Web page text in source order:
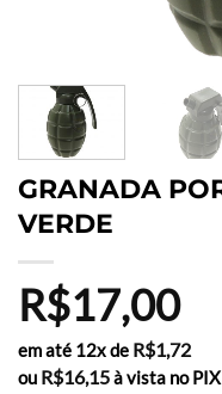
GRANADA
VERDE
R$17,00
em até 12x de R$1,72
ou R$16,15à vista no PIX